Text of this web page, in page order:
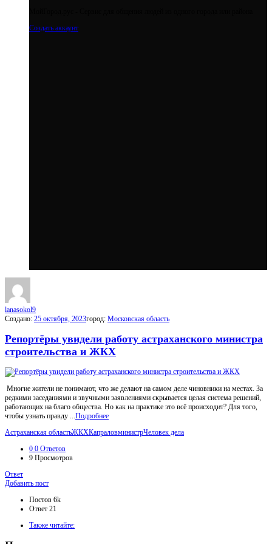
Создать аккаунт
МойГород
Последний
Посты
lanasokol9
Создано: 25 октября, 2023город: Московская область
Репортёры увидели работу астраханского министра
строительства и ЖКХ
Многие жители не понимают, что же делают на самом деле чиновники на местах. За
редкими заседаниями и звучными заявлениями скрывается целая система решений,
работающих на благо общества. Но как на практике это всё происходит? Для того,
чтобы узнать правду ...Подробнее
Астраханская областьЖКХКапраловминистрЧеловек дела
0 0 Ответов
9 Просмотров
Ответ
Боковая
Добавить пост
Статистика
Постов 6k
Ответ 21
Также читайте: